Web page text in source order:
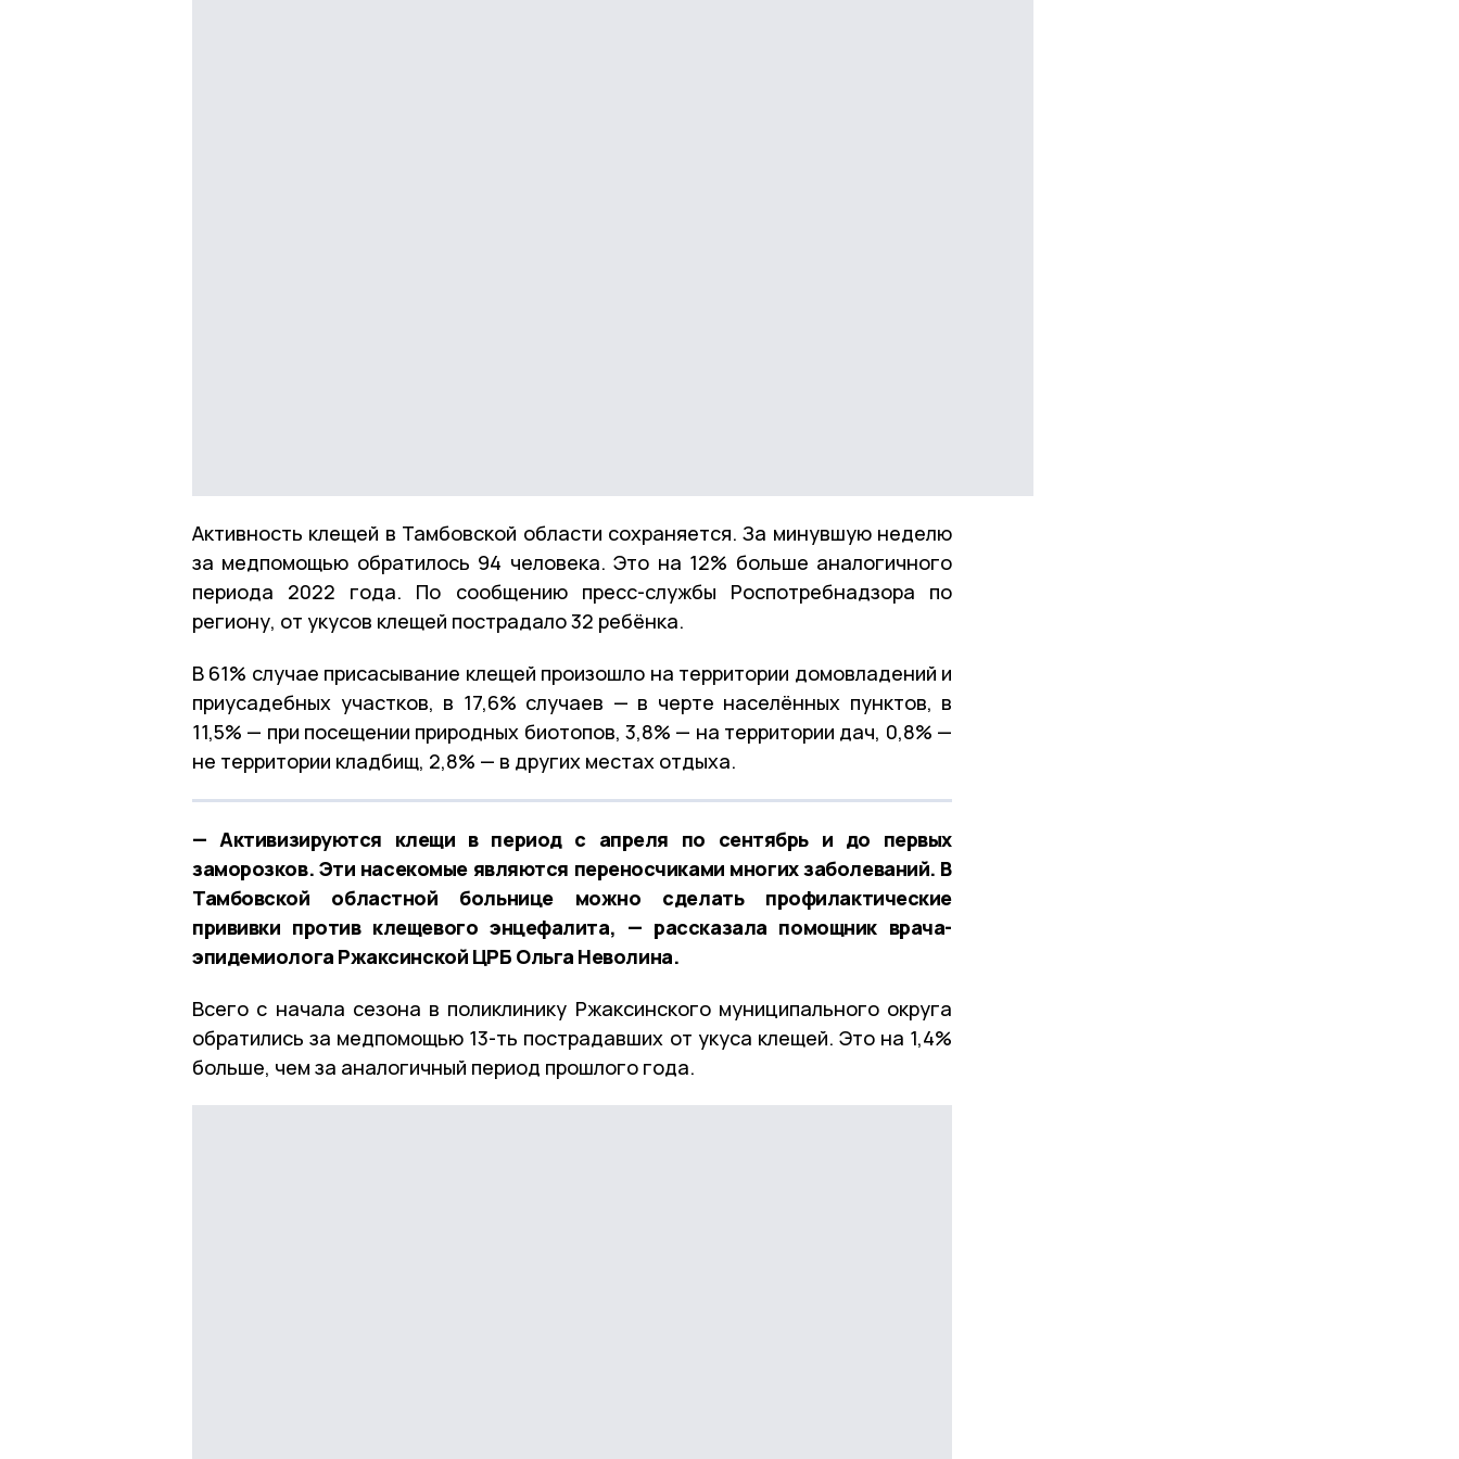
Активность клещей в Тамбовской области сохраняется. За минувшую неделю
за медпомощью обратилось 94 человека. Это на 12% больше аналогичного
периода 2022 года. По сообщению пресс-службы Роспотребнадзора по
региону, от укусов клещей пострадало 32 ребёнка.
В 61% случае присасывание клещей произошло на территории домовладений и
приусадебных участков, в 17,6% случаев — в черте населённых пунктов, в
11,5% — при посещении природных биотопов, 3,8% — на территории дач, 0,8% —
не территории кладбищ, 2,8% — в других местах отдыха.
— Активизируются клещи в период с апреля по сентябрь и до первых
заморозков. Эти насекомые являются переносчиками многих заболеваний. В
Тамбовской областной больнице можно сделать профилактические
прививки против клещевого энцефалита, — рассказала помощник врача-
эпидемиолога Ржаксинской ЦРБ Ольга Неволина.
Всего с начала сезона в поликлинику Ржаксинского муниципального округа
обратились за медпомощью 13-ть пострадавших от укуса клещей. Это на 1,4%
больше, чем за аналогичный период прошлого года.